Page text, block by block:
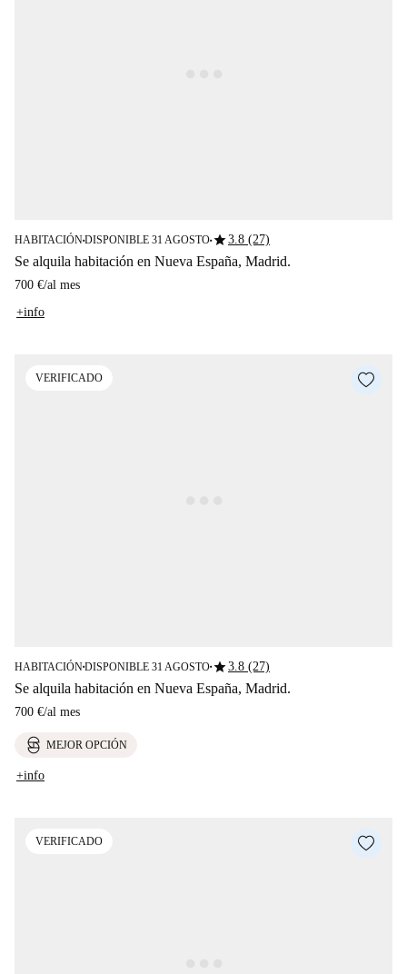
HABITACIÓN■DISPONIBLE 31 AGOSTO■star3.8 (27)
Se alquila habitación en Nueva España, Madrid.
700 €/al mes
+info
VERIFICADO
HABITACIÓN■DISPONIBLE 31 AGOSTO■star3.8 (27)
Se alquila habitación en Nueva España, Madrid.
700 €/al mes
MEJOR OPCIÓN
+info
VERIFICADO